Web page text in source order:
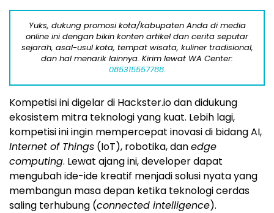
Yuks, dukung promosi kota/kabupaten Anda di media
online ini dengan bikin konten artikel dan cerita seputar
sejarah, asal-usul kota, tempat wisata, kuliner tradisional,
dan hal menarik lainnya. Kirim lewat WA Center:
085315557788.
Kompetisi ini digelar di Hackster.io dan didukung
ekosistem mitra teknologi yang kuat. Lebih lagi,
kompetisi ini ingin mempercepat inovasi di bidang AI,
Internet of Things (IoT), robotika, danedge
computing. Lewat ajang ini, developer dapat
mengubah ide-ide kreatif menjadi solusi nyata yang
membangun masa depan ketika teknologi cerdas
saling terhubung (connected intelligence).